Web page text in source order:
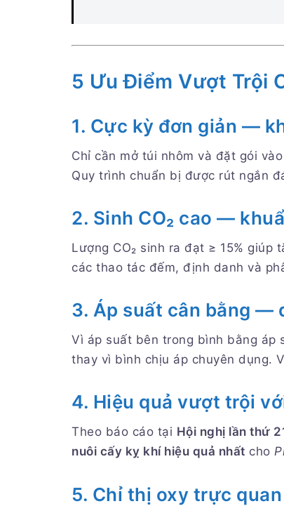
5 Ưu Điểm Vượt Trội
1. Cực kỳ đơn giản —
Chỉ cần mở túi nhôm và đặt gói
Quy trình chuẩn bị được rút ngắn
2. Sinh CO₂ cao —
Lượng CO₂ sinh ra đạt ≥ 15%
các thao tác đếm, định danh và
3. Áp suất cân bằng —
Vì áp suất bên trong bình bằng áp
thay vì bình chịu áp chuyên dụng.
4. Hiệu quả vượt trội
Theo báo cáo tại Hội nghị lần thứ
nuôi cấy kỵ khí hiệu quả nhất cho
5. Chỉ thị oxy trực